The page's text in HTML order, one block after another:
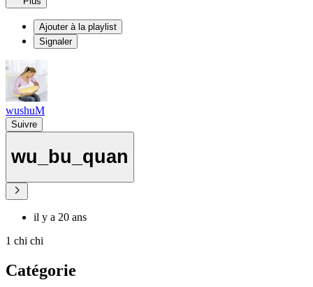
Ajouter à la playlist
Signaler
wushuM
Suivre
wu_bu_quan
il y a 20 ans
1 chi chi
Catégorie